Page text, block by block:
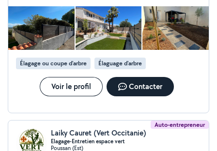
verbal de réception des travaux. Nous avons particulièrement
apprécié leur sérieux et leur professionnalisme . Ce sont 2
passionnés créatifs qui n’hésitent pas à prendre le temps d’être
à l’écoute du client et à lui apporter toutes les réponses
nécessaires. En résumé, je recommande sans aucune réserve
LCJ aménagements.
Élagage ou coupe d'arbre
Élaguage d'arbre
Voir le profil Contacter
Auto-entrepreneur
Laiky Cauret (Vert Occitanie)
Elagage-Entretien espace vert
Poussan (Est)